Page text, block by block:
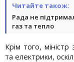
Читайте також:
Рада не
газ та тепло
Крім того,
та електрики,